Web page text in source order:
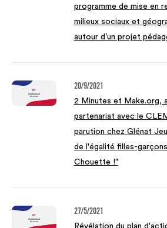
programme de mise en
milieux sociaux et
autour d’un projet
20/9/2021
2 Minutes et Make.org,
partenariat avec le
parution chez Glénat
de l'égalité filles-
Chouette !"
27/5/2021